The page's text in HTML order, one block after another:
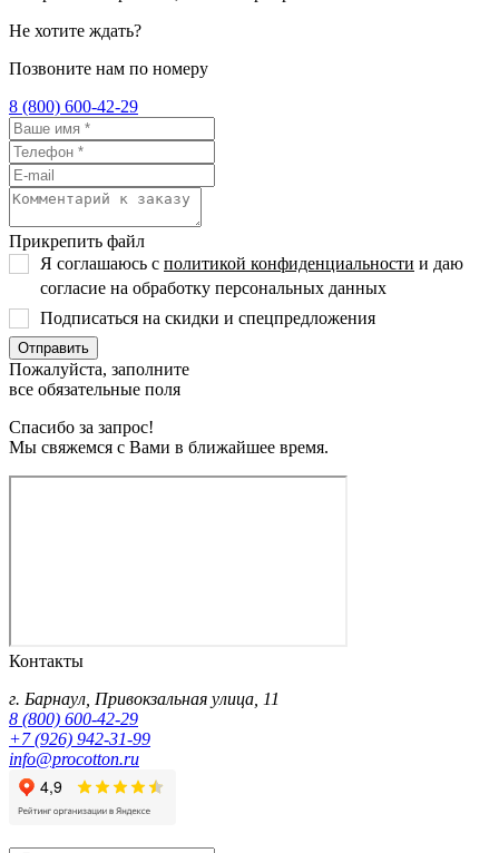
Не хотите ждать?
Позвоните нам по номеру
8 (800) 600-42-29
Прикрепить файл
Я соглашаюсь с политикой конфиденциальности и даю
согласие на обработку персональных данных
Подписаться на скидки и спецпредложения
Пожалуйста, заполните
все обязательные поля
Спасибо за запрос!
Мы свяжемся с Вами в ближайшее время.
Контакты
г. Барнаул Привокзальная улица, 11
8 (800) 600-42-29
+7 (926) 942-31-99
info@procotton.ru